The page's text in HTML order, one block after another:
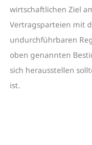
wirtschaftlichen Ziel
Vertragsparteien mit
undurchführbaren
oben genannten
sich herausstellen
ist.